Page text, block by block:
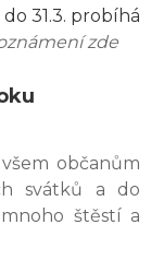
31.3. probíhá
zde
občanům
svátků a do
štěstí a